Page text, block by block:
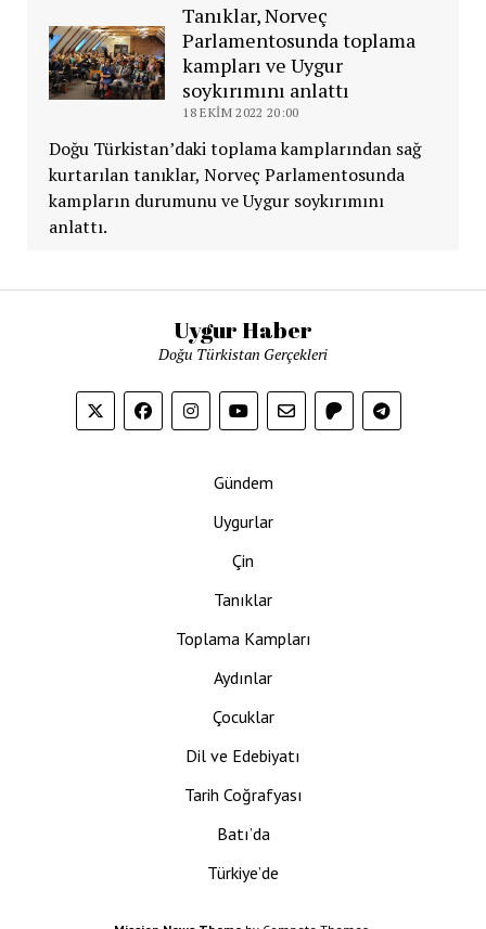
Tanıklar, Norveç
Parlamentosunda toplama
kampları ve Uygur
soykırımını anlattı
18 EKIM 2022 20:00
Doğu Türkistan’daki toplama kamplarından sağ
kurtarılan tanıklar, Norveç Parlamentosunda
kampların durumunu ve Uygur soykırımını
anlattı.
Uygur Haber
Doğu Türkistan Gerçekleri
Gündem
Uygurlar
Çin
Tanıklar
Toplama Kampları
Aydınlar
Çocuklar
Dil ve Edebiyatı
Tarih Coğrafyası
Batı’da
Türkiye’de